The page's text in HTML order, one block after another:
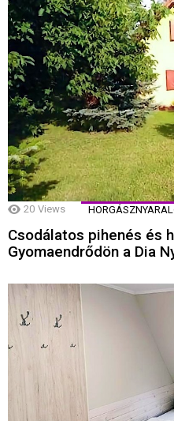
20 Views
Csodálatos pihenés és
Gyomaendrődön a Dia